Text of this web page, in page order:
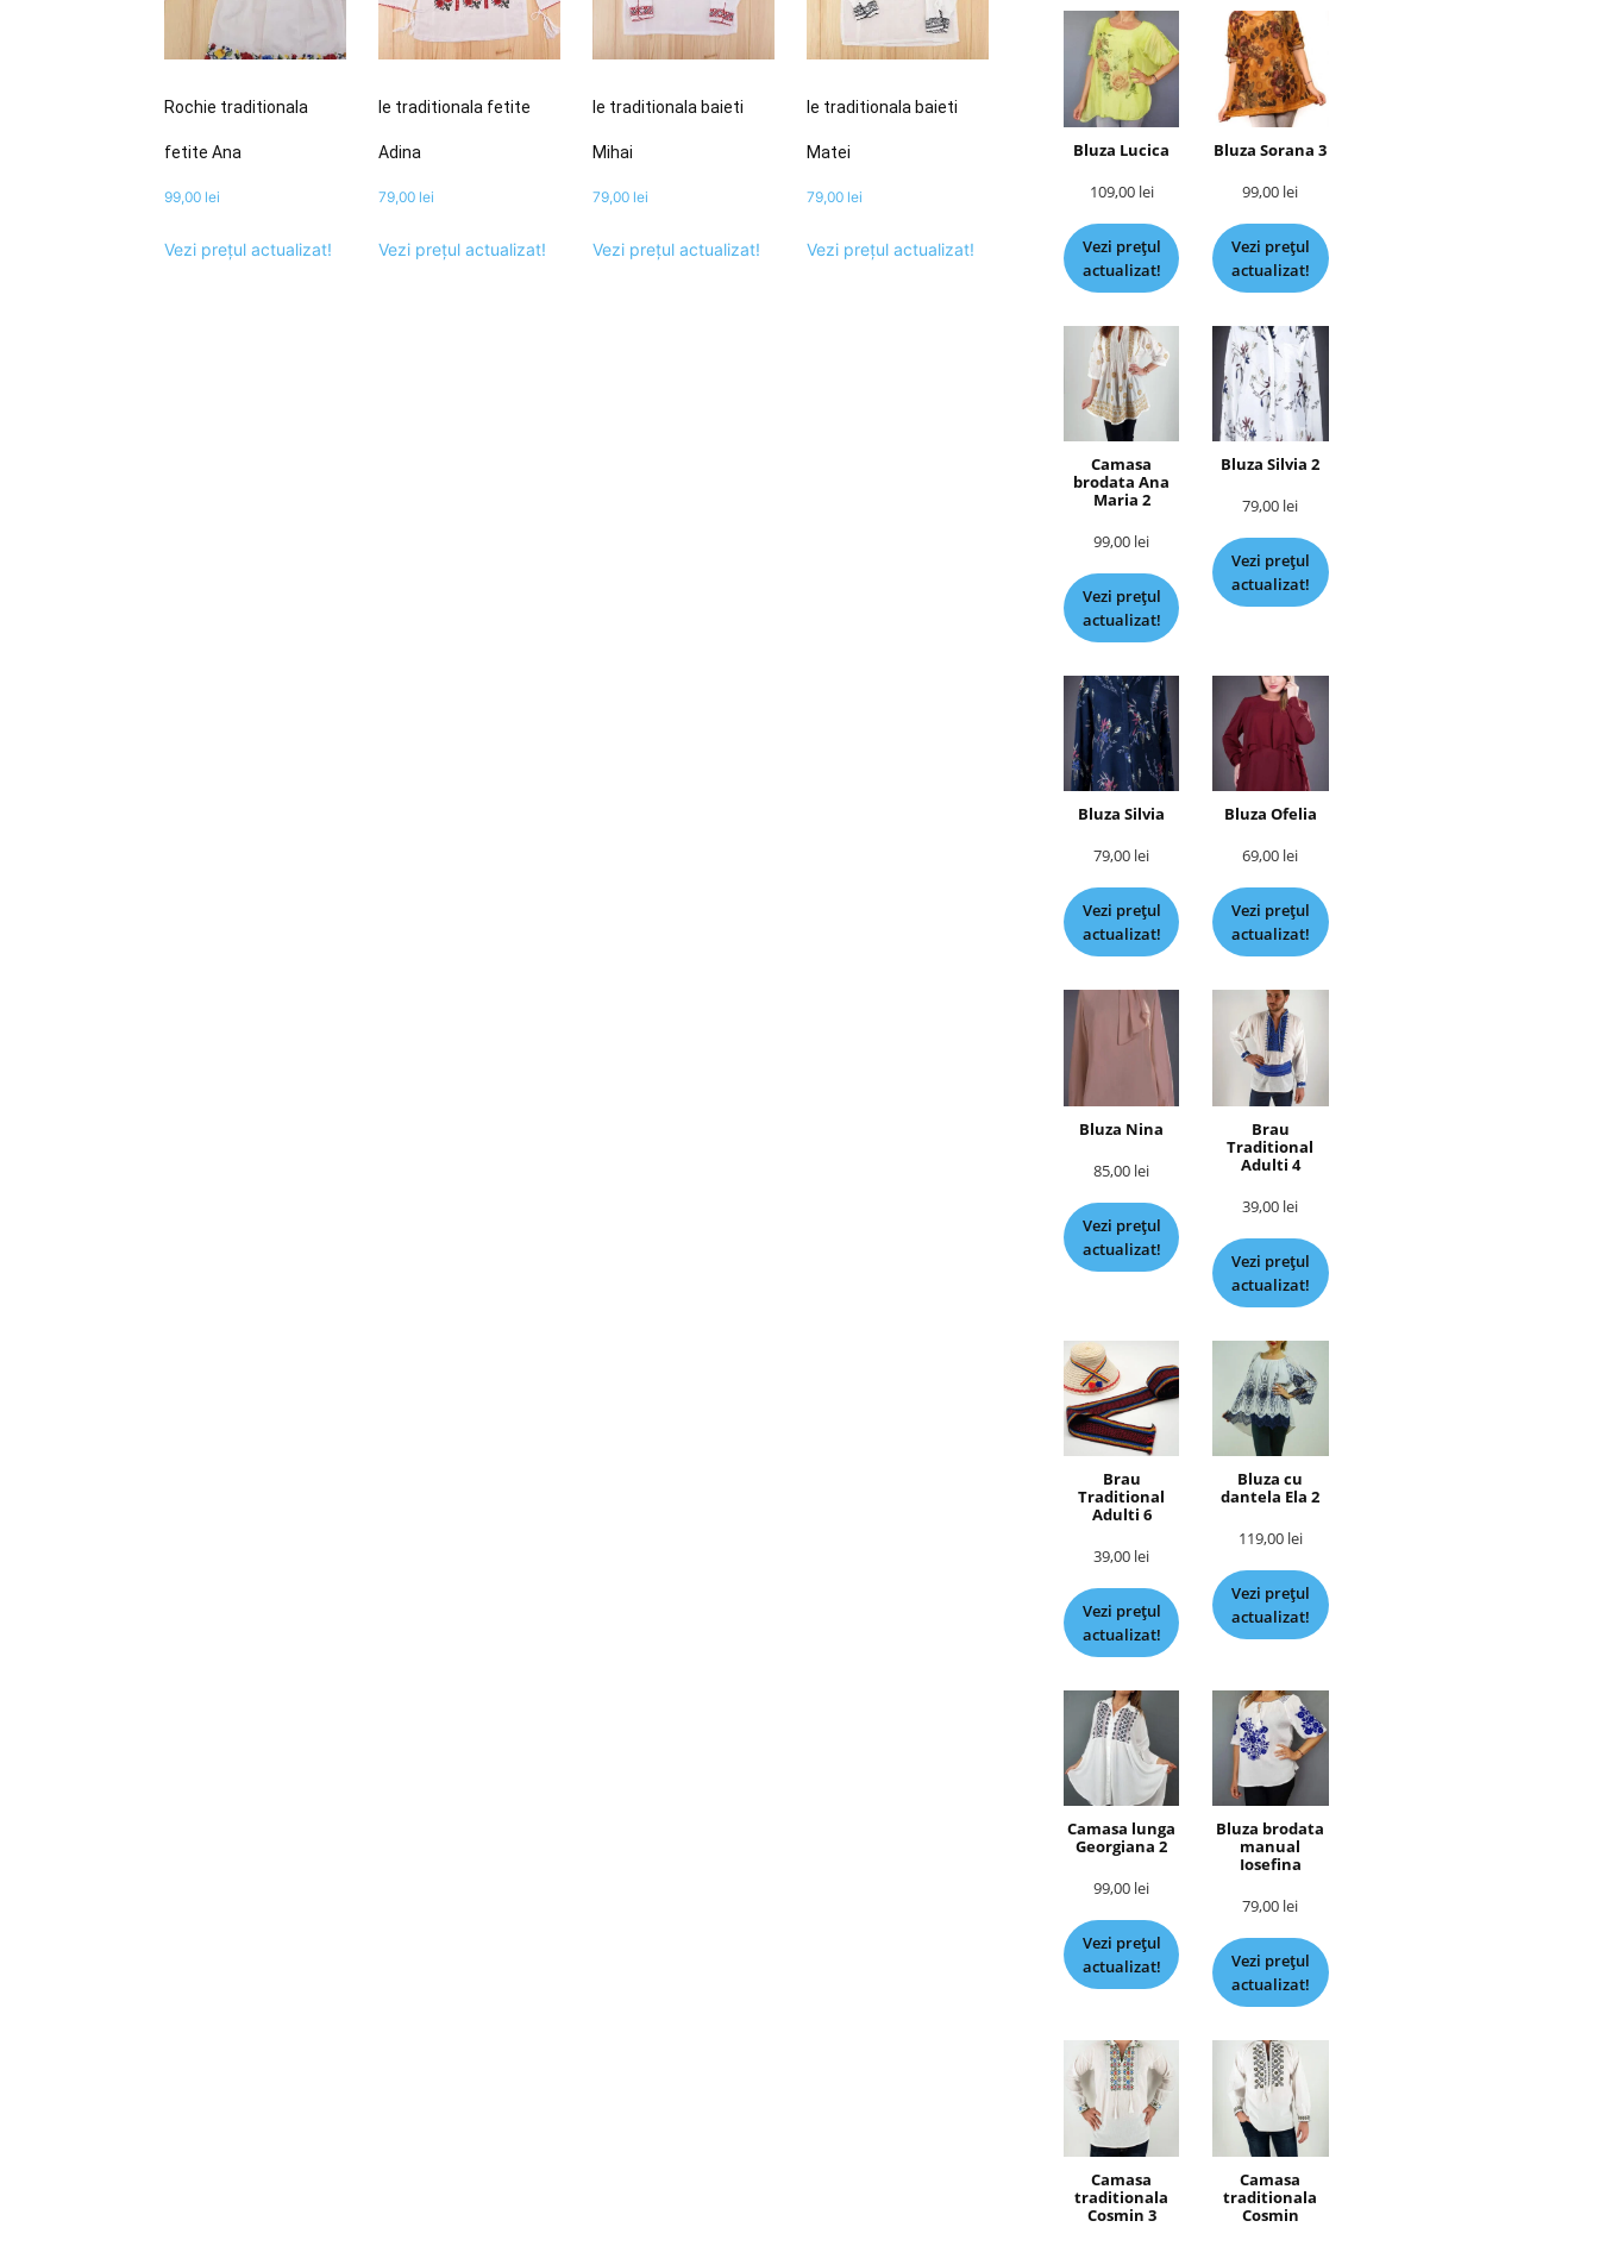
Rochie traditionala
fetite Ana
99,00 lei
Vezi prețul actualizat!
Ie traditionala fetite
Adina
79,00 lei
Vezi prețul actualizat!
Ie traditionala baieti
Mihai
79,00 lei
Vezi prețul actualizat!
Ie traditionala baieti
Matei
79,00 lei
Vezi prețul actualizat!
Bluza Lucica
109,00 lei
Vezi prețul
actualizat!
Bluza Sorana 3
99,00 lei
Vezi prețul
actualizat!
Camasa
brodata Ana
Maria 2
99,00 lei
Vezi prețul
actualizat!
Bluza Silvia 2
79,00 lei
Vezi prețul
actualizat!
Bluza Silvia
79,00 lei
Vezi prețul
actualizat!
Bluza Ofelia
69,00 lei
Vezi prețul
actualizat!
Bluza Nina
85,00 lei
Vezi prețul
actualizat!
Brau
Traditional
Adulti 4
39,00 lei
Vezi prețul
actualizat!
Brau
Traditional
Adulti 6
39,00 lei
Vezi prețul
actualizat!
Bluza cu
dantela Ela 2
119,00 lei
Vezi prețul
actualizat!
Camasa lunga
Georgiana 2
99,00 lei
Vezi prețul
actualizat!
Bluza brodata
manual
Iosefina
79,00 lei
Vezi prețul
actualizat!
Camasa
traditionala
Cosmin 3
Camasa
traditionala
Cosmin